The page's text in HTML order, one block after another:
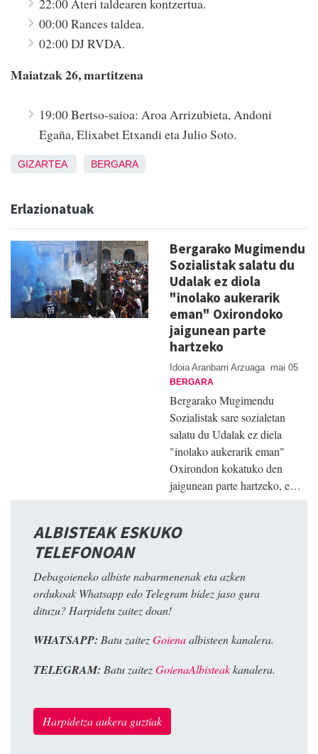
22:00 Ateri taldearen kontzertua.
00:00 Rances taldea.
02:00 DJ RVDA.
Maiatzak 26, martitzena
19:00 Bertso-saioa: Aroa Arrizubieta, Andoni
Egaña, Elixabet Etxandi eta Julio Soto.
GIZARTEA BERGARA
Erlazionatuak
Bergarako Mugimendu
Sozialistak salatu du
Udalak ez diola
"inolako aukerarik
eman" Oxirondoko
jaigunean parte
hartzeko
Idoia Aranbarri Arzuaga mai 05
BERGARA
Bergarako Mugimendu
Sozialistak sare sozialetan
salatu du Udalak ez diela
"inolako aukerarik eman"
Oxirondon kokatuko den
jaigunean parte hartzeko, e…
ALBISTEAK ESKUKO
TELEFONOAN
Debagoieneko albiste nabarmenenak eta azken
ordukoak Whatsapp edo Telegram bidez jaso gura
dituzu? Harpidetu zaitez doan!
WHATSAPP: Batu zaitezGoienaalbisteen kanalera.
TELEGRAM: Batu zaitezGoienaAlbisteakkanalera.
Harpidetza aukera guztiak